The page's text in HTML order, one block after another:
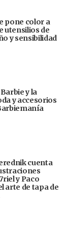
pone color a
utensilios de
y sensibilidad
y la
y accesorios
cuenta
y Paco
arte de tapa de